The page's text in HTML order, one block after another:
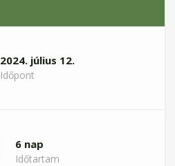
2024. július 12.
Időpont
6 nap
Időtartam